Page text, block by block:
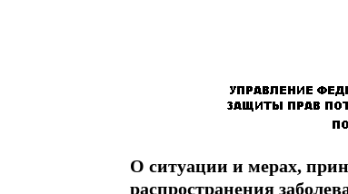
О ситуации и мерах,
распространения